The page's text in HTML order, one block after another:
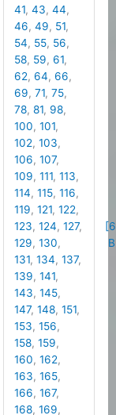
41,43,44,
46,49, 51,
54, 55, 56,
58, 59,61,
62,64,66,
69,71,75,
78,81, 98,
100,101,
102,103,
106,107,
109,111,113,
114,115,116,
119,121,122,
123,124,127,
129,130,
131,134,137,
139,141,
143,145,
147,148,151,
153,156,
158,159,
160,162,
163,165,
166,167,
168,169,